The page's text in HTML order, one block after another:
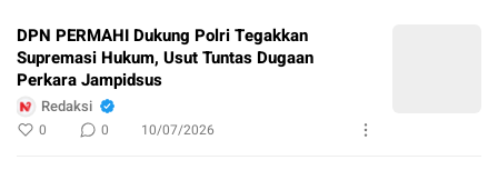
DPN PERMAHI Dukung Polri Tegakkan
Supremasi Hukum, Usut Tuntas Dugaan
Perkara Jampidsus
Redaksi
0 0 10/07/2026